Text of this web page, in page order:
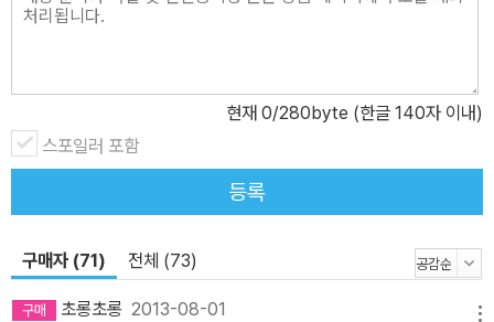
현재 0/280byte (한글 140자 이내)
스포일러 포함
등록
구매자 (71) 전체 (73)
초롱초롱 2013-08-01